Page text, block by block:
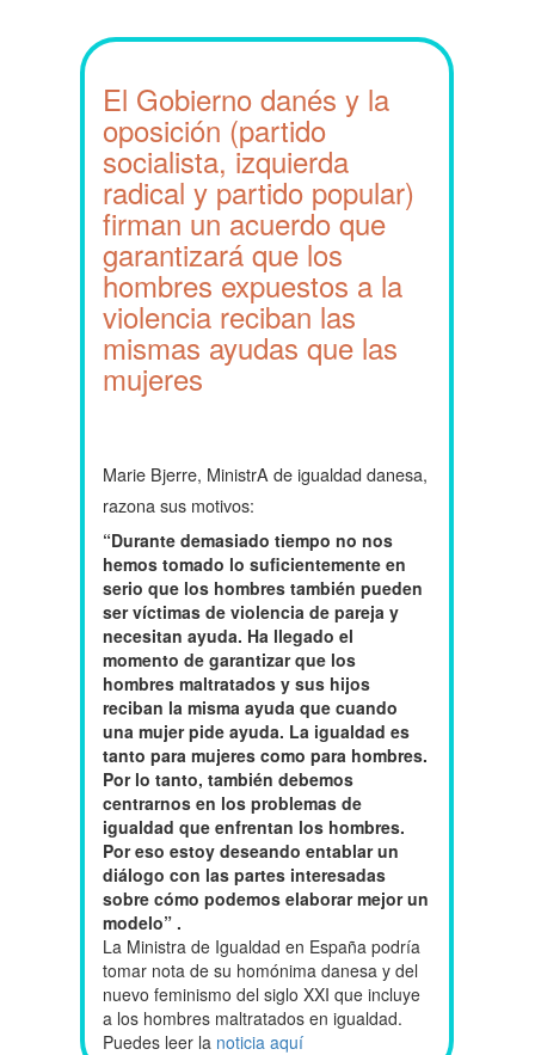
El Gobierno danés y la
oposición (partido
socialista, izquierda
radical y partido popular)
firman un acuerdo que
garantizará que los
hombres expuestos a la
violencia reciban las
mismas ayudas que las
mujeres
Marie Bjerre, MinistrA de igualdad danesa,
razona sus motivos:
“Durante demasiado tiempo no nos
hemos tomado lo suficientemente en
serio que los hombres también pueden
ser víctimas de violencia de pareja y
necesitan ayuda. Ha llegado el
momento de garantizar que los
hombres maltratados y sus hijos
reciban la misma ayuda que cuando
una mujer pide ayuda. La igualdad es
tanto para mujeres como para hombres.
Por lo tanto, también debemos
centrarnos en los problemas de
igualdad que enfrentan los hombres.
Por eso estoy deseando entablar un
diálogo con las partes interesadas
sobre cómo podemos elaborar mejor un
modelo” .
La Ministra de Igualdad en España podría
tomar nota de su homónima danesa y del
nuevo feminismo del siglo XXI que incluye
a los hombres maltratados en igualdad.
Puedes leer la noticia aquí